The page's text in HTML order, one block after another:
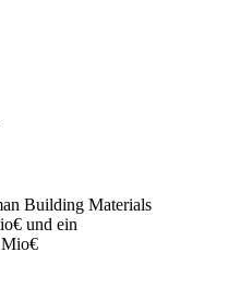
Building Materials
€ und ein
Mio€